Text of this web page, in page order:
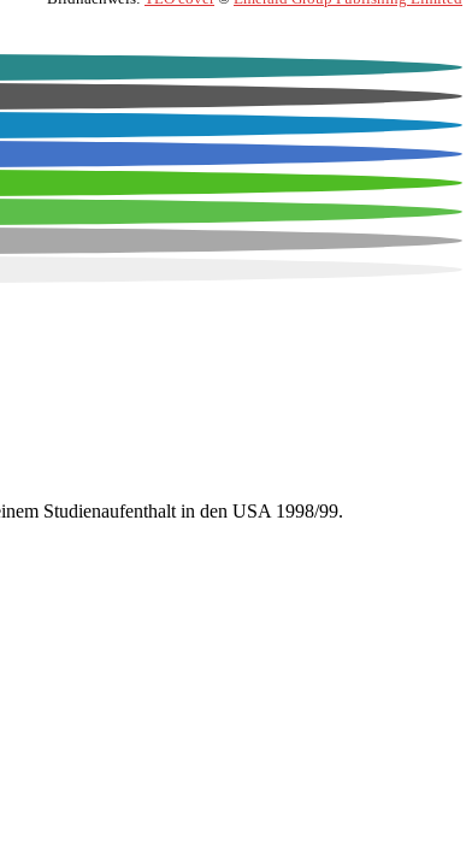
Studienaufenthalt in den USA 1998/99.